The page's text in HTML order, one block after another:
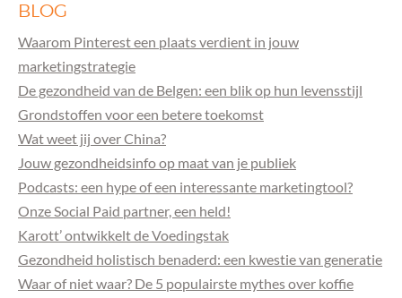
BLOG
Waarom Pinterest een plaats verdient in jouw
marketingstrategie
De gezondheid van de Belgen: een blik op hun levensstijl
Grondstoffen voor een betere toekomst
Wat weet jij over China?
Jouw gezondheidsinfo op maat van je publiek
Podcasts: een hype of een interessante marketingtool?
Onze Social Paid partner, een held!
Karott’ ontwikkelt de Voedingstak
Gezondheid holistisch benaderd: een kwestie van generatie
Waar of niet waar? De 5 populairste mythes over koffie